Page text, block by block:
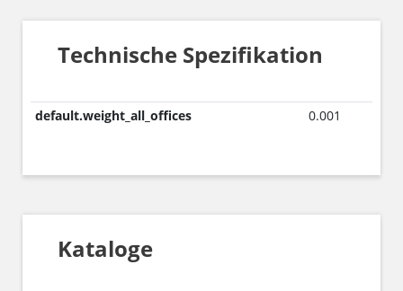
Technische Spezifikation
default.weight_all_offices 0.001
Kataloge